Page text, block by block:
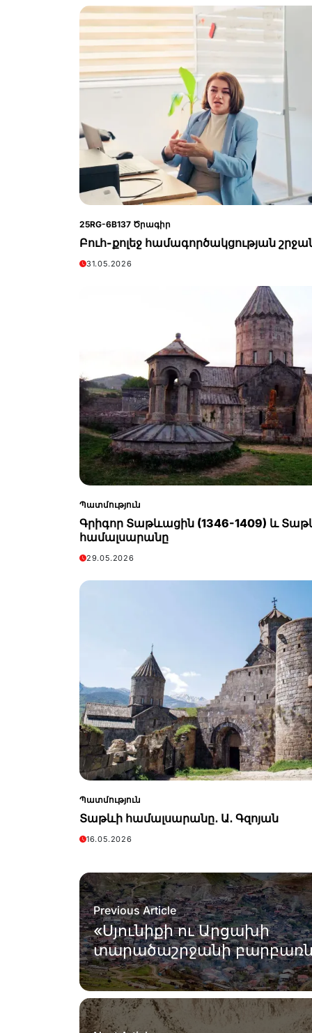
25RG-6B137 Ծրագիր
Բուհ-քոլեջ համագործակցության
31.05.2026
Պատմություն
Գրիգոր Տաթևացին (1346-1409) և
համալսարանը
29.05.2026
Պատմություն
Տաթևի համալսարանը․ Ա․ Գզոյան
16.05.2026
Previous Article
«Սյունիքի ու Արցախի
տարածաշրջանի